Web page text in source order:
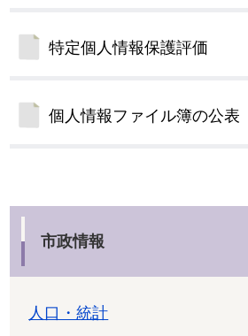
特定個人情報保護評価
個人情報ファイル簿の公表
市政情報
人口・統計